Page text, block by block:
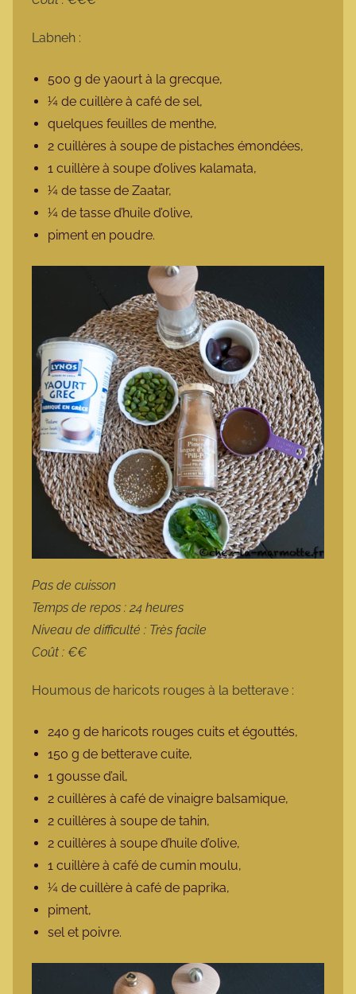
Labneh :
500 g de yaourt à la grecque,
¼ de cuillère à café de sel,
quelques feuilles de menthe,
2 cuillères à soupe de pistaches émondées,
1 cuillère à soupe d’olives kalamata,
¼ de tasse de Zaatar,
¼ de tasse d’huile d’olive,
piment en poudre.
Pas de cuisson
Temps de repos : 24 heures
Niveau de difficulté : Très facile
Coût : €€
Houmous de haricots rouges à la betterave :
240 g de haricots rouges cuits et égouttés,
150 g de betterave cuite,
1 gousse d’ail,
2 cuillères à café de vinaigre balsamique,
2 cuillères à soupe de tahin,
2 cuillères à soupe d’huile d’olive,
1 cuillère à café de cumin moulu,
¼ de cuillère à café de paprika,
piment,
sel et poivre.